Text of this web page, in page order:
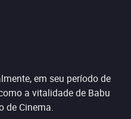
em seu período de
a vitalidade de Babu
de Cinema.